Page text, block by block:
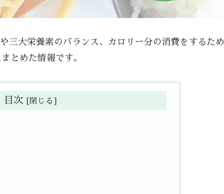
三大栄養素のバランス、カロリー分の消費をするため
とめた情報です。
目次